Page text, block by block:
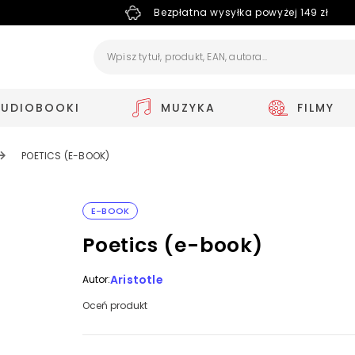
Bezpłatna wysyłka powyżej 149 zł
MUZYKA FILMY
POETICS (E-BOOK)
E-BOOK
Poetics (e-book)
Autor:Aristotle
Oceń produkt